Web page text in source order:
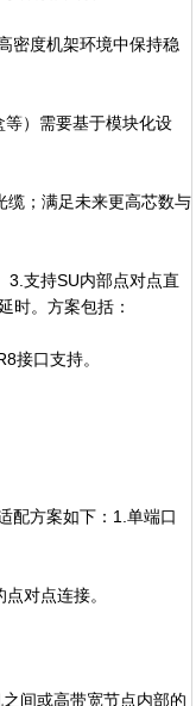
密度机架环境中保持稳
）需要基于模块化设
；满足未来更高芯数与
支持SU内部点对点直
时。方案包括：
接口支持。
方案如下：1.单端口
对点连接。
间或高带宽节点内部的